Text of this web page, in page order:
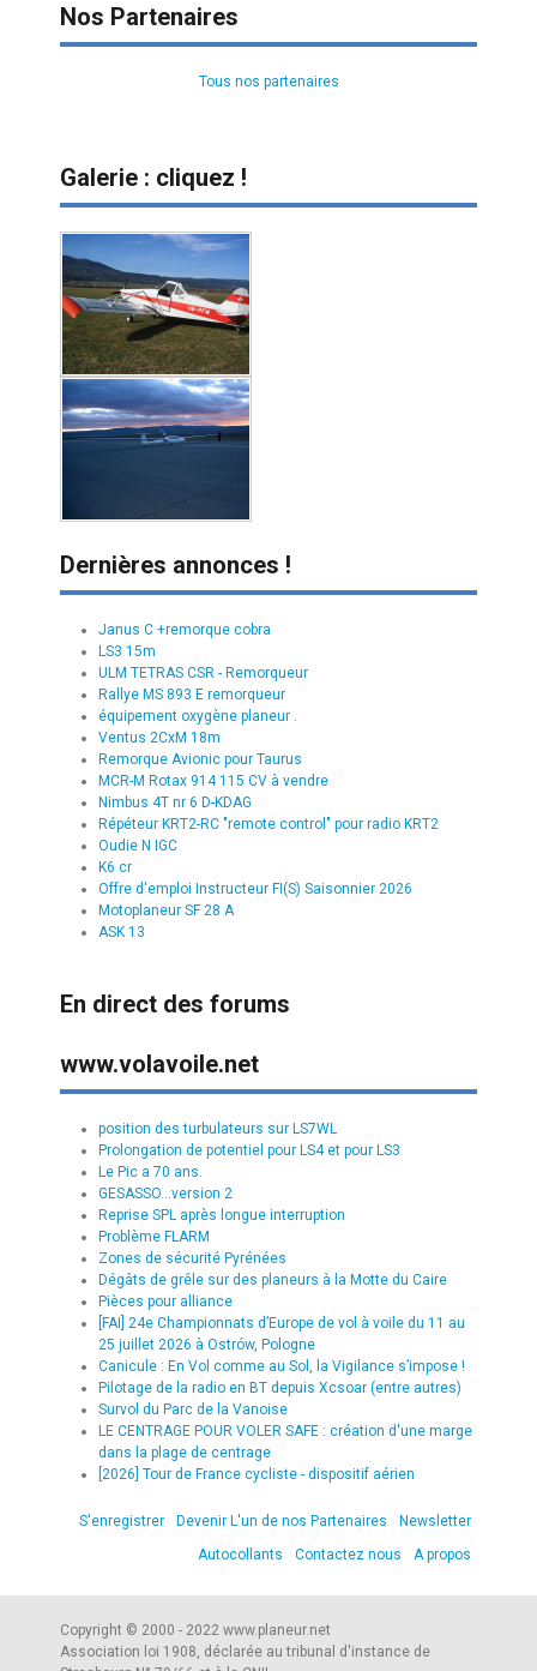
Nos Partenaires
Tous nos partenaires
Galerie : cliquez !
Dernières annonces !
Janus C +remorque cobra
LS3 15m
ULM TETRAS CSR - Remorqueur
Rallye MS 893 E remorqueur
équipement oxygène planeur .
Ventus 2CxM 18m
Remorque Avionic pour Taurus
MCR-M Rotax 914 115 CV à vendre
Nimbus 4T nr 6 D-KDAG
Répéteur KRT2-RC "remote control" pour radio KRT2
Oudie N IGC
K6 cr
Offre d'emploi Instructeur FI(S) Saisonnier 2026
Motoplaneur SF 28 A
ASK 13
En direct des forums
www.volavoile.net
position des turbulateurs sur LS7WL
Prolongation de potentiel pour LS4 et pour LS3
Le Pic a 70 ans.
GESASSO...version 2
Reprise SPL après longue interruption
Problème FLARM
Zones de sécurité Pyrénées
Dégâts de grêle sur des planeurs à la Motte du Caire
Pièces pour alliance
[FAI] 24e Championnats d’Europe de vol à voile du 11 au
25 juillet 2026 à Ostrów, Pologne
Canicule : En Vol comme au Sol, la Vigilance s’impose !
Pilotage de la radio en BT depuis Xcsoar (entre autres)
Survol du Parc de la Vanoise
LE CENTRAGE POUR VOLER SAFE : création d'une marge
dans la plage de centrage
[2026] Tour de France cycliste - dispositif aérien
S'enregistrer Devenir L'un de nos Partenaires
Newsletter
Autocollants
Contactez nous A propos
Copyright © 2000 - 2022 www.planeur.net
Association loi 1908, déclarée au tribunal d'instance de